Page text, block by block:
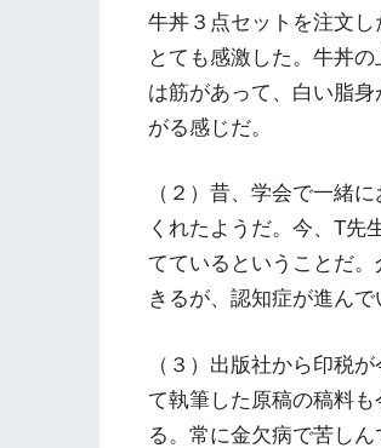
牛丼３点セットを注文し
とても感激した。牛丼
は筋があって、白い脂
がる感じだ。
（２）昔、学会で一緒
くれたようだ。今、T先
てているということだ
きるが、認知症が進んで
（３）出版社から印税
て執筆した原稿の稿料
る。常に金欠病で苦し